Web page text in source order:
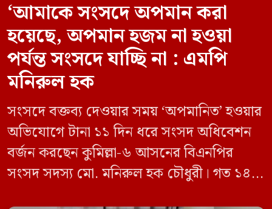
‘আমাকে সংসদে অপমান করা
হয়েছে, অপমান হজম না হওয়া
পর্যন্ত সংসদে যাচ্ছি না : এমপি
মনিরুল হক
সংসদে বক্তব্য দেওয়ার সময় ‘অপমানিত’ হওয়ার
অভিযোগে টানা ১১ দিন ধরে সংসদ অধিবেশন
বর্জন করছেন কুমিল্লা-৬ আসনের বিএনপির
সংসদ সদস্য মো. মনিরুল হক চৌধুরী। গত ১৪